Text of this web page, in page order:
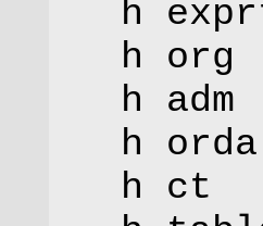
h
h org
h adm
h orda
h ct